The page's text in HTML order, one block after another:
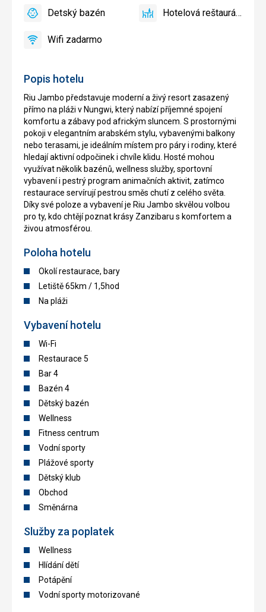
Popis hotelu
Riu Jambo představuje moderní a živý resort zasazený
přímo na pláži v Nungwi, který nabízí příjemné spojení
komfortu a zábavy pod africkým sluncem. S prostornými
pokoji v elegantním arabském stylu, vybavenými balkony
nebo terasami, je ideálním místem pro páry i rodiny, které
hledají aktivní odpočinek i chvíle klidu. Hosté mohou
využívat několik bazénů, wellness služby, sportovní
vybavení i pestrý program animačních aktivit, zatímco
restaurace servírují pestrou směs chutí z celého světa.
Díky své poloze a vybavení je Riu Jambo skvělou volbou
pro ty, kdo chtějí poznat krásy Zanzibaru s komfortem a
živou atmosférou.
Poloha hotelu
Okolí restaurace, bary
Letiště 65km / 1,5hod
Na pláži
Vybavení hotelu
Wi-Fi
Restaurace 5
Bar 4
Bazén 4
Dětský bazén
Wellness
Fitness centrum
Vodní sporty
Plážové sporty
Dětský klub
Obchod
Směnárna
Služby za poplatek
Wellness
Hlídání dětí
Potápění
Vodní sporty motorizované
bazéne
Lehátka
pláži
zadarmo
DetskýDetský bazén
áno
Hotelová
Hotelová reštaurácia
áno
Wifi
Wifi zadarmo
áno